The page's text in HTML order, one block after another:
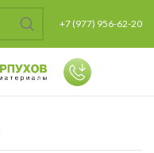
+7 (977) 956-62-20